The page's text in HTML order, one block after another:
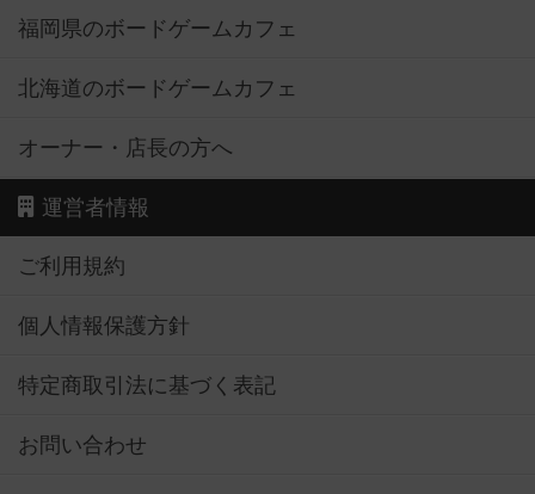
福岡県のボードゲームカフェ
北海道のボードゲームカフェ
オーナー・店長の方へ
運営者情報
ご利用規約
個人情報保護方針
特定商取引法に基づく表記
お問い合わせ